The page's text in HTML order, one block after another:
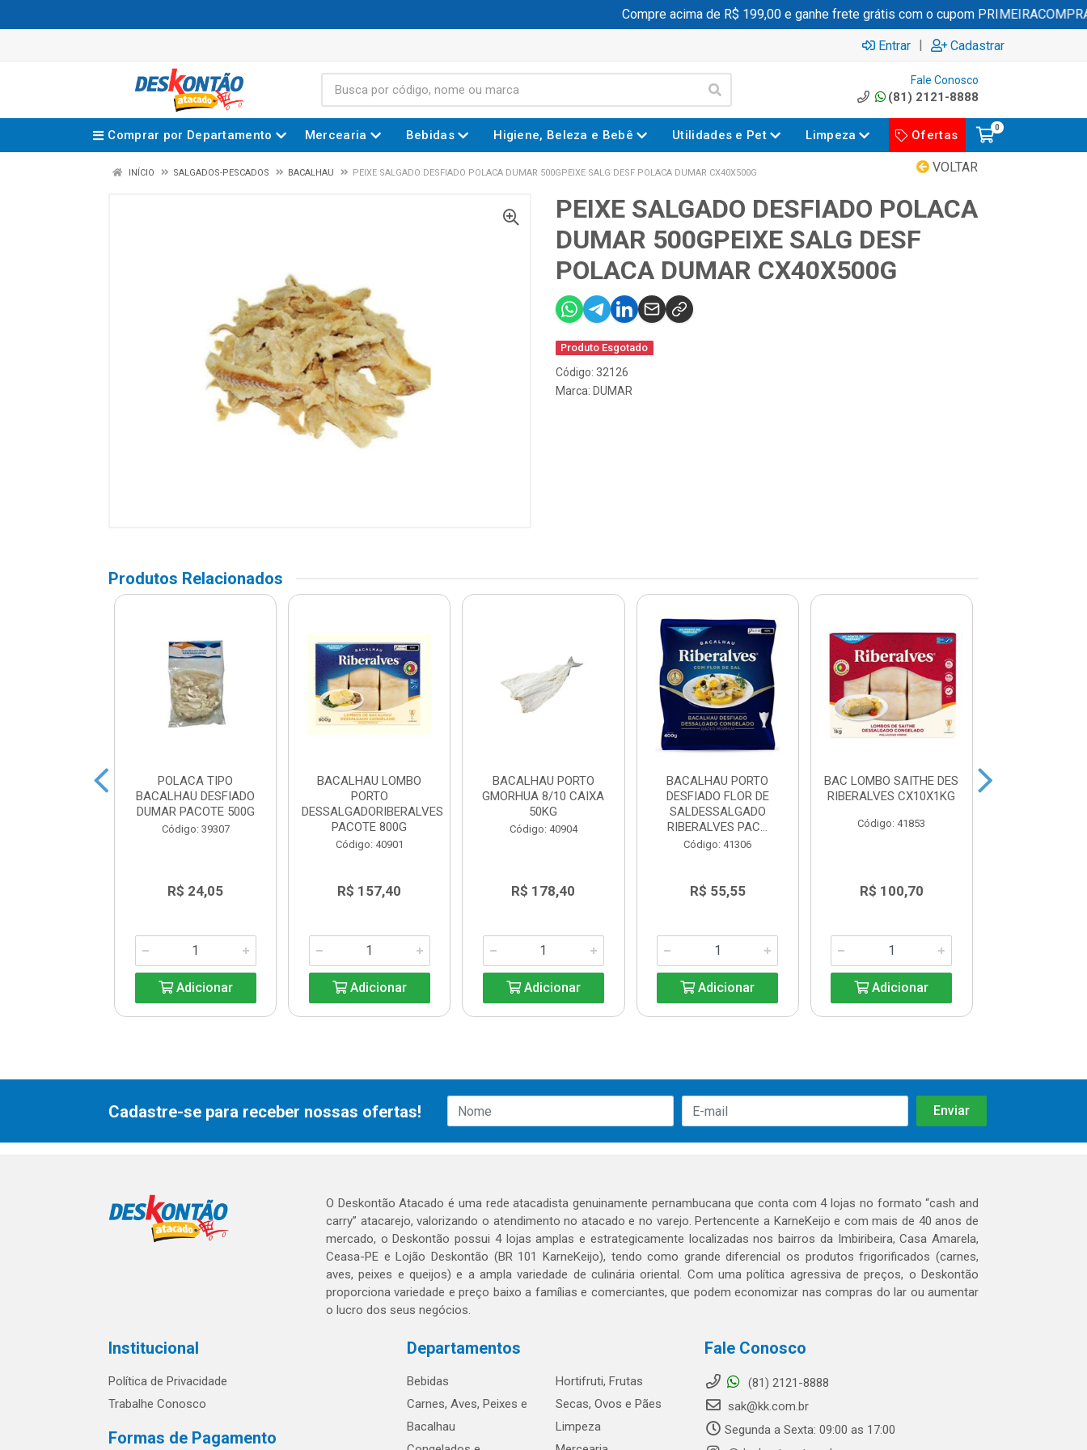
Compre acima de R$ 199,00 e ganhe frete grátis com o cupom PRIMEIRACOMPRA
Entrar | Cadastrar
Fale Conosco
(81) 2121-8888
Comprar por Departamento Mercearia Bebidas Higiene, Beleza e Bebê Utilidades e Pet Limpeza Ofertas
0
VOLTAR
INÍCIO SALGADOS-PESCADOS BACALHAU PEIXE SALGADO DESFIADO POLACA DUMAR 500GPEIXE SALG DESF POLACA DUMAR CX40X500G
PEIXE SALGADO DESFIADO POLACA
DUMAR 500GPEIXE SALG DESF
POLACA DUMAR CX40X500G
Produto Esgotado
Código: 32126
Marca: DUMAR
Produtos Relacionados
POLACA TIPO
BACALHAU DESFIADO
DUMAR PACOTE 500G
Código: 39307
R$ 24,05
Adicionar
BACALHAU LOMBO
PORTO
DESSALGADORIBERALVES
PACOTE 800G
Código: 40901
R$ 157,40
Adicionar
BACALHAU PORTO
GMORHUA 8/10 CAIXA
50KG
Código: 40904
R$ 178,40
Adicionar
BACALHAU PORTO
DESFIADO FLOR DE
SALDESSALGADO
RIBERALVES PAC...
Código: 41306
R$ 55,55
Adicionar
BAC LOMBO SAITHE DES
RIBERALVES CX10X1KG
Código: 41853
R$ 100,70
Adicionar
Cadastre-se para receber nossas ofertas!
O Deskontão Atacado é uma rede atacadista genuinamente pernambucana que conta com 4 lojas no formato “cash and
carry” atacarejo, valorizando o atendimento no atacado e no varejo. Pertencente a KarneKeijo e com mais de 40 anos de
mercado, o Deskontão possui 4 lojas amplas e estrategicamente localizadas nos bairros da Imbiribeira, Casa Amarela,
Ceasa-PE e Lojão Deskontão (BR 101 KarneKeijo), tendo como grande diferencial os produtos frigorificados (carnes,
aves, peixes e queijos) e a ampla variedade de culinária oriental. Com uma política agressiva de preços, o Deskontão
proporciona variedade e preço baixo a famílias e comerciantes, que podem economizar nas compras do lar ou aumentar
o lucro dos seus negócios.
Institucional
Política de Privacidade
Trabalhe Conosco
Formas de Pagamento
Departamentos
Bebidas
Carnes, Aves, Peixes e
Bacalhau
Hortifruti, Frutas
Secas, Ovos e Pães
Limpeza
Fale Conosco
(81) 2121-8888
sak@kk.com.br
Segunda a Sexta: 09:00 as 17:00